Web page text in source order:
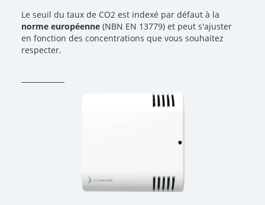
Le seuil du taux de CO2 est indexé par défaut à la
norme européenne (NBN EN 13779) et peut s'ajuster
en fonction des concentrations que vous souhaitez
respecter.